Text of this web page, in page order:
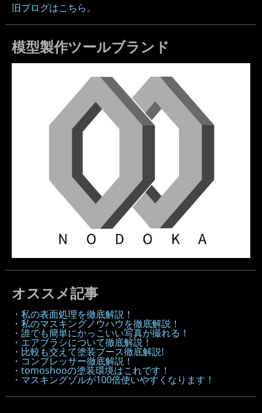
旧ブログはこちら。
模型製作ツールブランド
オススメ記事
・私の表面処理を徹底解説！
・私のマスキングノウハウを徹底解説！
・誰でも簡単にかっこいい写真が撮れる！
・エアブラシについて徹底解説！
・比較も交えて塗装ブース徹底解説!
・コンプレッサー徹底解説！
・tomoshooの塗装環境はこれです！
・マスキングゾルが100倍使いやすくなります！